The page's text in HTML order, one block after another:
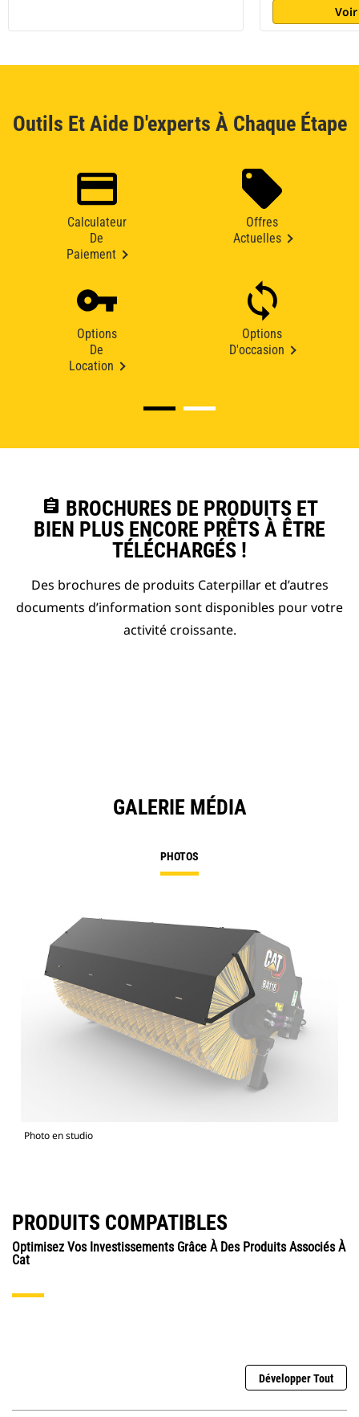
Outils Et Aide D'experts À Chaque Étape
Calculateur
De
Paiement
Offres
Actuelles
Options
De
Location
Options
D'occasion
assignment BROCHURES DE PRODUITS ET
BIEN PLUS ENCORE PRÊTS À ÊTRE
TÉLÉCHARGÉS !
Des brochures de produits Caterpillar et d’autres
documents d’information sont disponibles pour votre
activité croissante.
GALERIE MÉDIA
PHOTOS
Photo en studio
PRODUITS COMPATIBLES
Optimisez Vos Investissements Grâce À Des Produits Associés À
Cat
Développer Tout